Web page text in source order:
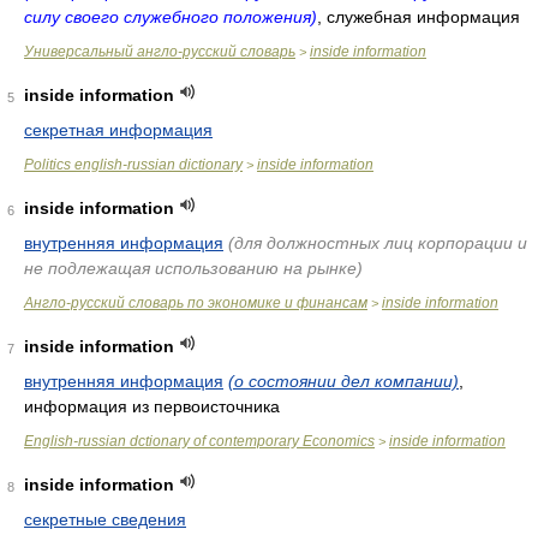
силу своего служебного положения) , служебная информация
Универсальный англо-русский словарь > inside information
5
inside information
секретная информация
Politics english-russian dictionary> inside information
6
inside information
внутренняя информация (для должностных лиц корпорации и
не подлежащая использованию на рынке)
Англо-русский словарь по экономике и финансам > inside information
7
inside information
внутренняя информация (о состоянии дел компании)
информация из первоисточника
English-russian dctionary of contemporary Economics > inside information
8
inside information
секретные сведения